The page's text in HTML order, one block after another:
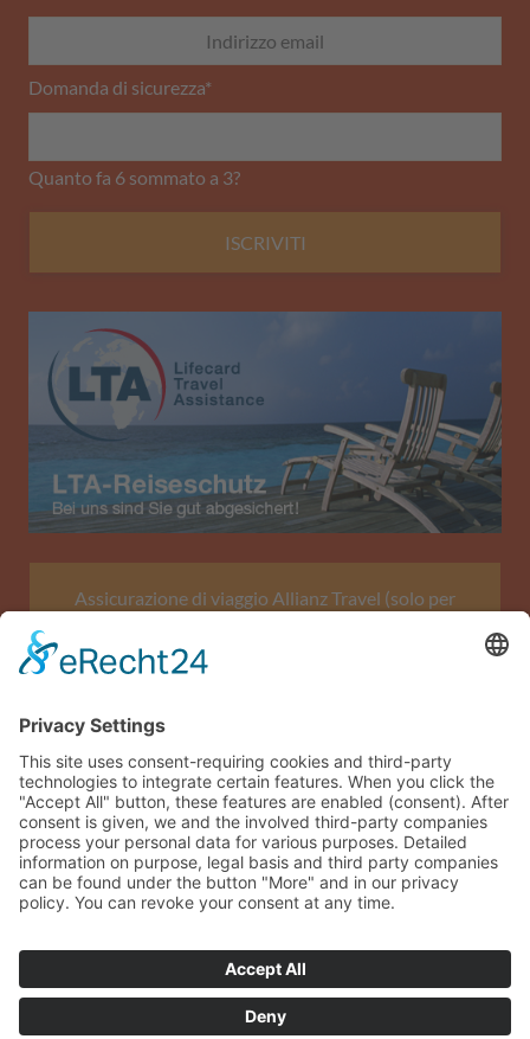
Domanda di sicurezza*
Quanto fa 6 sommato a 3?
ISCRIVITI
Assicurazione di viaggio Allianz Travel (solo per
Impronta
Protezione dei dati
Termini e condizioni generali
Mappa del sito
Accesso ospite
© 2026 sonneninsel-albarella.com